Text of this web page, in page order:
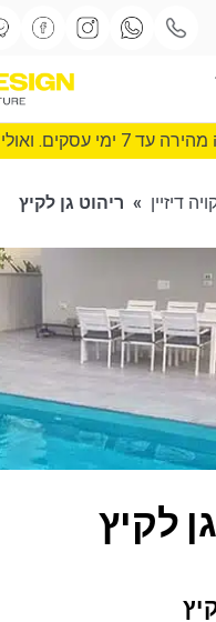
עסקים. ואולי הרבה לפני...
דיזיין » ריהוט גן לקיץ
לקיץ